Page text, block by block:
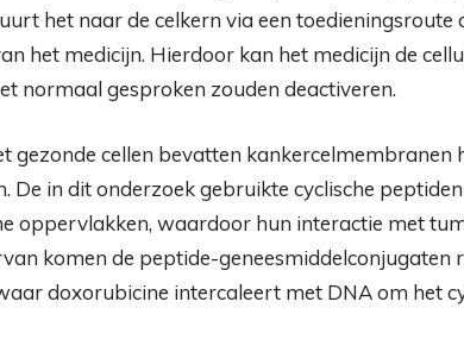
het naar de celkern via een toedieningsroute
het medicijn. Hierdoor kan het medicijn de
normaal gesproken zouden deactiveren.
gezonde cellen bevatten kankercelmembranen
De in dit onderzoek gebruikte cyclische
oppervlakken, waardoor hun interactie met
komen de peptide-geneesmiddelconjugaten
doxorubicine intercaleert met DNA om het